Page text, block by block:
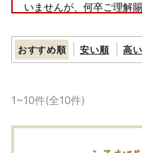
いませんが、何卒ご理解
お盆休業期間
2026年8月11日（火）～
おすすめ順 安い順 高
1~10件(全10件)